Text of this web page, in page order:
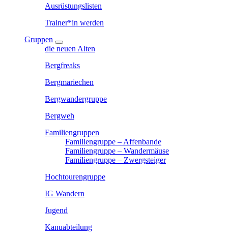
Ausrüstungslisten
Trainer*in werden
Gruppen
die neuen Alten
Bergfreaks
Bergmariechen
Bergwandergruppe
Bergweh
Familiengruppen
Familiengruppe – Affenbande
Familiengruppe – Wandermäuse
Familiengruppe – Zwergsteiger
Hochtourengruppe
IG Wandern
Jugend
Kanuabteilung